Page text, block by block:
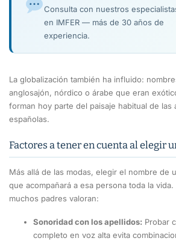
Consulta con nuestros
en IMFER — más de 30 años de
experiencia.
La globalización también ha influido:
anglosajón, nórdico o árabe que eran
forman hoy parte del paisaje habitual de las
españolas.
Factores a tener en cuenta al elegir
Más allá de las modas, elegir el nombre de
que acompañará a esa persona toda la
muchos padres valoran:
Sonoridad con los apellidos: Probar
completo en voz alta evita